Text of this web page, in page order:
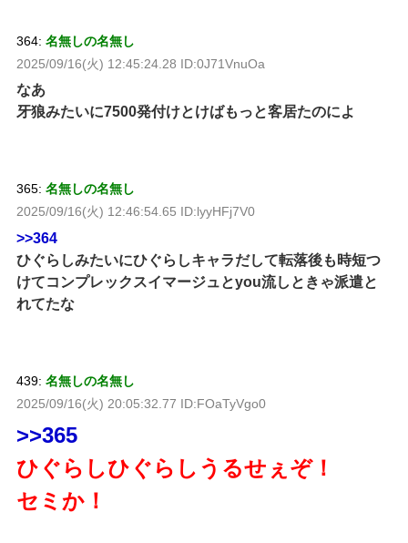
364: 名無しの名無し
2025/09/16(火) 12:45:24.28 ID:0J71VnuOa
なあ
牙狼みたいに7500発付けとけばもっと客居たのによ
365: 名無しの名無し
2025/09/16(火) 12:46:54.65 ID:lyyHFj7V0
>>364
ひぐらしみたいにひぐらしキャラだして転落後も時短つ
けてコンプレックスイマージュとyou流しときゃ派遣と
れてたな
439: 名無しの名無し
2025/09/16(火) 20:05:32.77 ID:FOaTyVgo0
>>365
ひぐらしひぐらしうるせぇぞ！
セミか！